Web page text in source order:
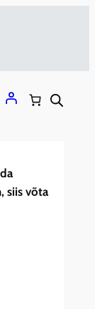
siis võta